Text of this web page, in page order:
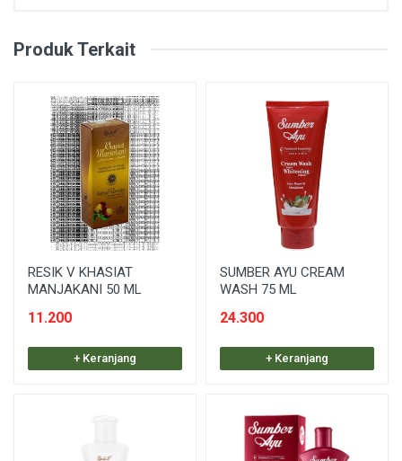
Produk Terkait
RESIK V KHASIAT
MANJAKANI 50 ML
11.200
+ Keranjang
SUMBER AYU CREAM
WASH 75 ML
24.300
+ Keranjang